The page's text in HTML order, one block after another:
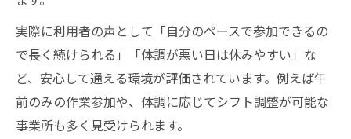
実際に利用者の声として「自分のペースで参加できるの
で長く続けられる」「体調が悪い日は休みやすい」な
ど、安心して通える環境が評価されています。例えば午
前のみの作業参加や、体調に応じてシフト調整が可能な
事業所も多く見受けられます。